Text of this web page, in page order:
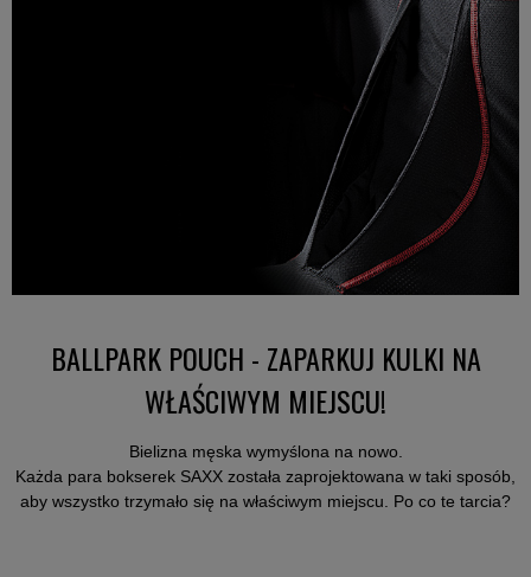
BALLPARK POUCH - ZAPARKUJ KULKI NA
WŁAŚCIWYM MIEJSCU!
Bielizna męska wymyślona na nowo.
Każda para bokserek SAXX została zaprojektowana w taki sposób,
aby wszystko trzymało się na właściwym miejscu. Po co te tarcia?